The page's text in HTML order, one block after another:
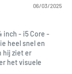
06/03/2025
inch - i5 Core -
heel snel en
hij ziet er
het visuele